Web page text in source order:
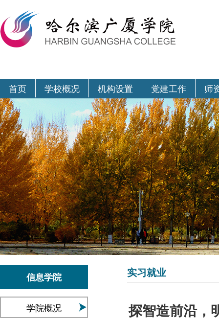
首页 学校概况 机构设置 党建工作 师
信息学院
学院概况
实习就业
探智造前沿，